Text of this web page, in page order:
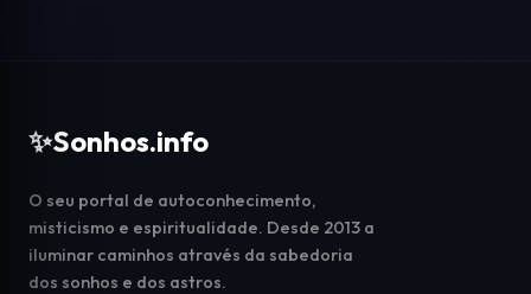
✨Sonhos.info
O seu portal de autoconhecimento,
misticismo e espiritualidade. Desde 2013 a
iluminar caminhos através da sabedoria
dos sonhos e dos astros.